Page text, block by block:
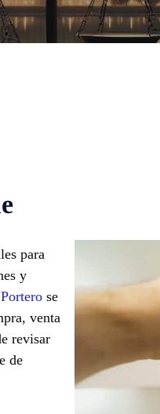
para
y
se
venta
revisar
de